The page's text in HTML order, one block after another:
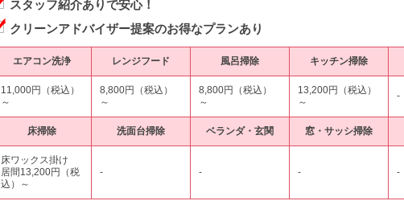
スタッフ紹介ありで安心！
クリーンアドバイザー提案のお得なプランあり
エアコン洗浄 レンジフード 風呂掃除 キッチン掃除
11,000円（税込）
～
8,800円（税込）
～
8,800円（税込）
～
13,200円（税込）
～
-
床掃除 洗面台掃除 ベランダ・玄関 窓・サッシ掃除
床ワックス掛け
居間13,200円（税
込）～
- - - -